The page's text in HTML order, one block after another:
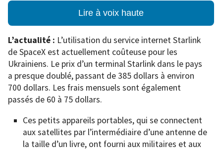
Lire à voix haute
L’actualité : L’utilisation du service internet Starlink
de SpaceX est actuellement coûteuse pour les
Ukrainiens. Le prix d’un terminal Starlink dans le pays
a presque doublé, passant de 385 dollars à environ
700 dollars. Les frais mensuels sont également
passés de 60 à 75 dollars.
Ces petits appareils portables, qui se connectent
aux satellites par l’intermédiaire d’une antenne de
la taille d’un livre, ont fourni aux militaires et aux